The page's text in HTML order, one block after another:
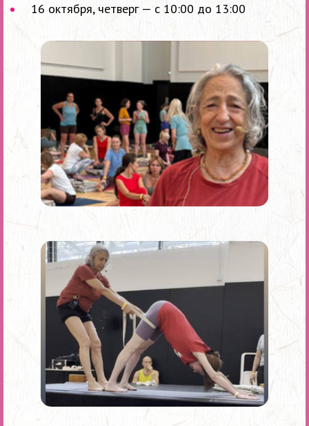
16 октября, четверг — с 10:00 до 13:00